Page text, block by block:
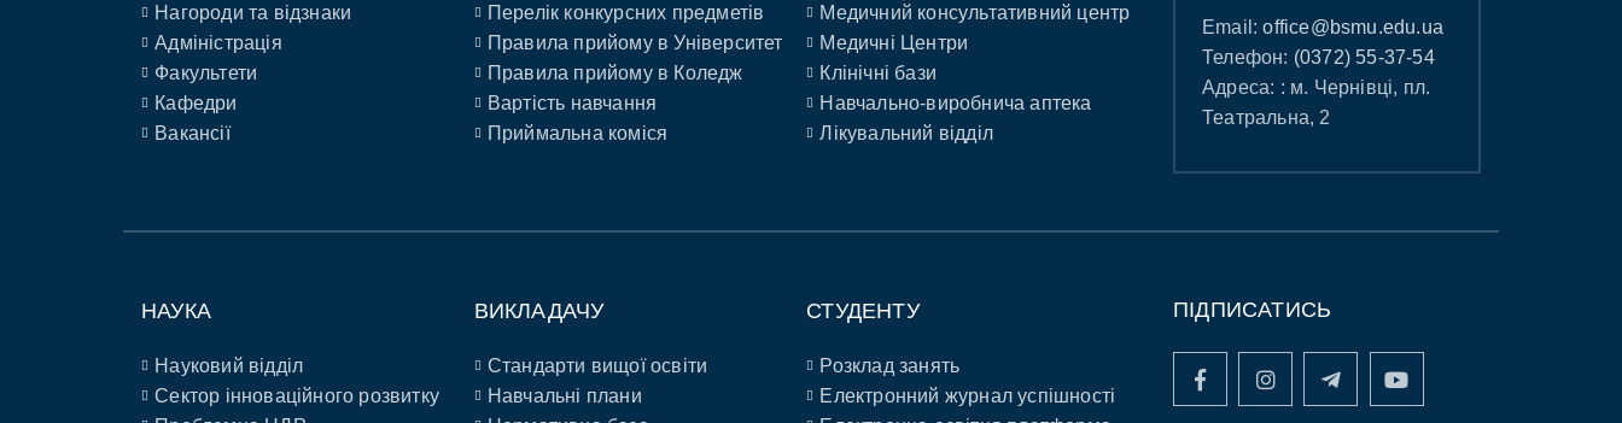
Нагороди та відзнаки
Адміністрація
Факультети
Кафедри
Вакансії
Перелік конкурсних предметів
Правила прийому в Університет
Правила прийому в Коледж
Вартість навчання
Приймальна коміся
Медичний консультативний центр
Медичні Центри
Клінічні бази
Навчально-виробнича аптека
Лікувальний відділ
Email:office@bsmu.edu.ua
Телефон: (0372) 55-37-54
Адреса: : м. Чернівці, пл.
Театральна, 2
НАУКА
Науковий відділ
Сектор інноваційного розвитку
ВИКЛАДАЧУ
Стандарти вищої освіти
Навчальні плани
СТУДЕНТУ
Розклад занять
Електронний журнал успішності
ПІДПИСАТИСЬ